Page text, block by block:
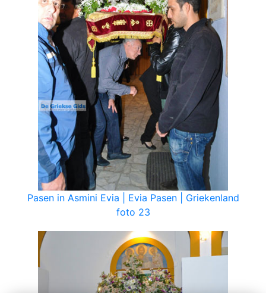
Pasen in Asmini Evia | Evia Pasen | Griekenland
foto 23